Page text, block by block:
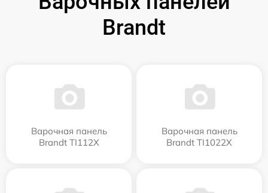
Brandt
Варочная панель
Brandt TI112X
Варочная панель
Brandt TI1022X